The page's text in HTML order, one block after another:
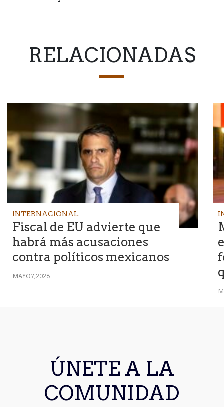
RELACIONADAS
INTERNACIONAL
Fiscal de EU advierte que
habrá más acusaciones
contra políticos mexicanos
MAYO 7, 2026
ÚNETE A LA
COMUNIDAD